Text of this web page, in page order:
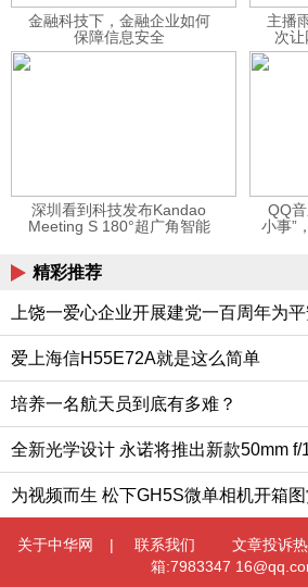
金融科技下，金融企业如何
保障信息安全
主播
次
深圳看到科技发布Kandao
Meeting S 180°超广角智能
QQ
小事”
精彩推荐
上饶一爱心企业开展建党一百周年为
爱上海信H55E72A就是这么简单
培养一名航天员到底有多难？
全新光学设计 永诺将推出新款50mm f/
为视频而生 松下GH5S微单相机开箱图
关于中华网 | 联系我们
文章投诉
箱:7983347